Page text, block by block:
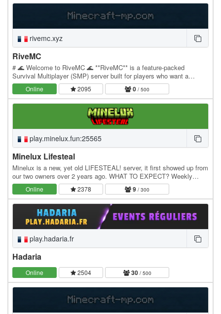
rivemc.xyz
RiveMC
# 🌊 Welcome to RiveMC 🌊 **RiveMC** is a feature-packed
Survival Multiplayer (SMP) server built for players who want a
smooth, fun, and unique experience. ✨ **Features:**…
Online 2095 0 / 500
play.minelux.fun:25565
Minelux Lifesteal
Minelux is a new, yet old LIFESTEAL! server, it first showed up from
our two owners over 2 years ago. WHAT TO EXPECT? Weekly
EVENTS Active STAFF Lifesteal Arenas, SWORD,…
Online 2378 9 / 300
play.hadaria.fr
Hadaria
Online 2504 30/ 500